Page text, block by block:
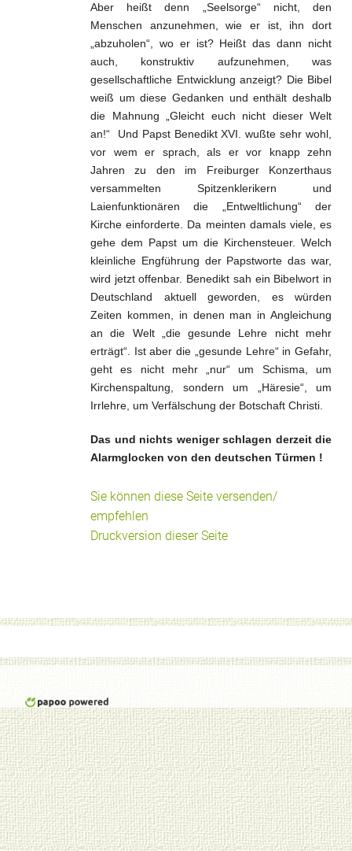
Aber heißt denn „Seelsorge“ nicht, den
Menschen anzunehmen, wie er ist, ihn dort
„abzuholen“, wo er ist? Heißt das dann nicht
auch, konstruktiv aufzunehmen, was
gesellschaftliche Entwicklung anzeigt? Die Bibel
weiß um diese Gedanken und enthält deshalb
die Mahnung „Gleicht euch nicht dieser Welt
an!“ Und Papst Benedikt XVI. wußte sehr wohl,
vor wem er sprach, als er vor knapp zehn
Jahren zu den im Freiburger Konzerthaus
versammelten Spitzenklerikern und
Laienfunktionären die „Entweltlichung“ der
Kirche einforderte. Da meinten damals viele, es
gehe dem Papst um die Kirchensteuer. Welch
kleinliche Engführung der Papstworte das war,
wird jetzt offenbar. Benedikt sah ein Bibelwort in
Deutschland aktuell geworden, es würden
Zeiten kommen, in denen man in Angleichung
an die Welt „die gesunde Lehre nicht mehr
erträgt“. Ist aber die „gesunde Lehre“ in Gefahr,
geht es nicht mehr „nur“ um Schisma, um
Kirchenspaltung, sondern um „Häresie“, um
Irrlehre, um Verfälschung der Botschaft Christi.
Das und nichts weniger schlagen derzeit die
Alarmglocken von den deutschen Türmen !
Sie können diese Seite versenden/
empfehlen
Druckversion dieser Seite